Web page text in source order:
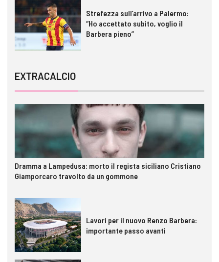
Strefezza sull’arrivo a Palermo:
“Ho accettato subito, voglio il
Barbera pieno”
EXTRACALCIO
Dramma a Lampedusa: morto il regista siciliano Cristiano
Giamporcaro travolto da un gommone
Lavori per il nuovo Renzo Barbera:
importante passo avanti